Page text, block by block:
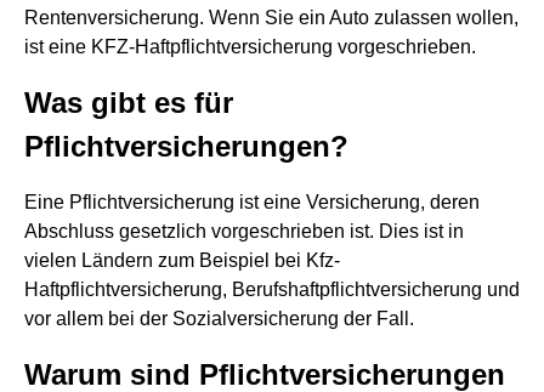
Rentenversicherung. Wenn Sie ein Auto zulassen wollen,
ist eine KFZ-Haftpflichtversicherung vorgeschrieben.
Was gibt es für
Pflichtversicherungen?
Eine Pflichtversicherung ist eine Versicherung, deren
Abschluss gesetzlich vorgeschrieben ist. Dies ist in
vielen Ländern zum Beispiel bei Kfz-
Haftpflichtversicherung, Berufshaftpflichtversicherung und
vor allem bei der Sozialversicherung der Fall.
Warum sind Pflichtversicherungen